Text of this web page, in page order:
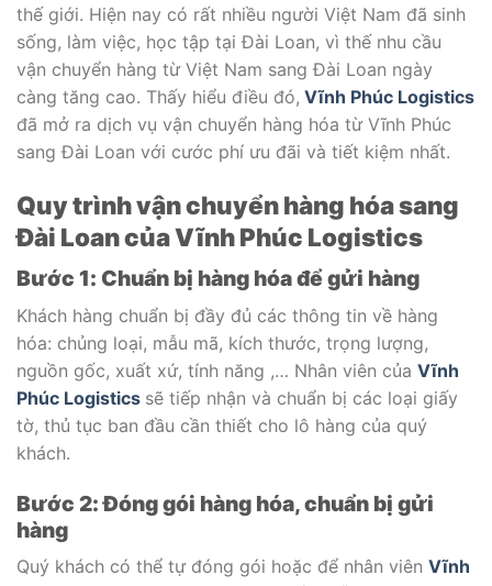
thế giới. Hiện nay có rất nhiều người Việt Nam đã sinh
sống, làm việc, học tập tại Đài Loan, vì thế nhu cầu
vận chuyển hàng từ Việt Nam sang Đài Loan ngày
càng tăng cao. Thấy hiểu điều đó, Vĩnh Phúc Logistics
đã mở ra dịch vụ vận chuyển hàng hóa từ Vĩnh Phúc
sang Đài Loan với cước phí ưu đãi và tiết kiệm nhất.
Quy trình vận chuyển hàng hóa sang
Đài Loan của Vĩnh Phúc Logistics
Bước 1: Chuẩn bị hàng hóađể gửi hàng
Khách hàng chuẩn bị đầy đủ các thông tin về hàng
hóa: chủng loại, mẫu mã, kích thước, trọng lượng,
nguồn gốc, xuất xứ, tính năng ,… Nhân viên của Vĩnh
Phúc Logistics sẽ tiếp nhận và chuẩn bị các loại giấy
tờ, thủ tục ban đầu cần thiết cho lô hàng của quý
khách.
Bước 2: Đóng gói hàng hóa, chuẩn bị gửi
hàng
Quý khách có thể tự đóng gói hoặc để nhân viên Vĩnh